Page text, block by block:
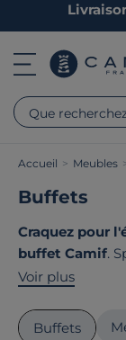
Que
Accueil > Meubles
Buffets
Craquez pour
buffet Camif.
votre style de
votre vaisselle
Voir plus
Buffets